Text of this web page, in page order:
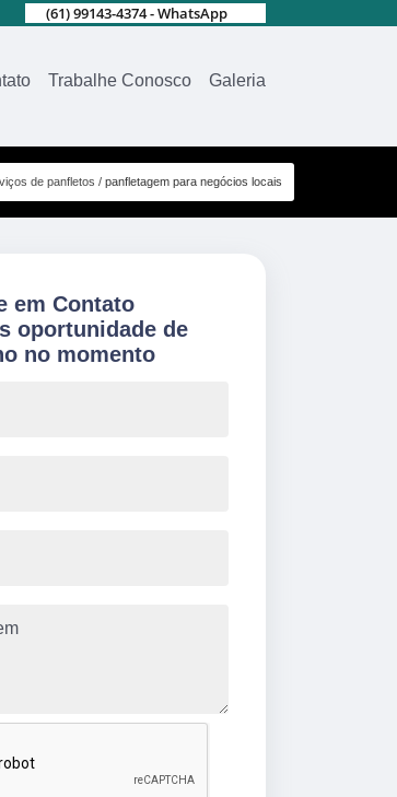
(61) 99143-4374 - WhatsApp
Trabalhe Conosco Galeria
de panfletos panfletagem para negócios locais
em Contato
oportunidade de
no momento